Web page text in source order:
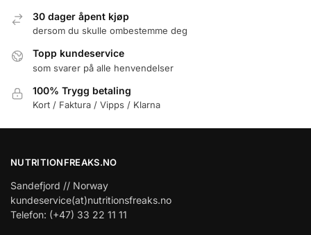
30 dager åpent kjøp
dersom du skulle ombestemme deg
Topp kundeservice
som svarer på alle henvendelser
100% Trygg betaling
Kort / Faktura / Vipps / Klarna
NUTRITIONFREAKS.NO
Sandefjord // Norway
kundeservice(at)nutritionsfreaks.no
Telefon: (+47) 33 22 11 11